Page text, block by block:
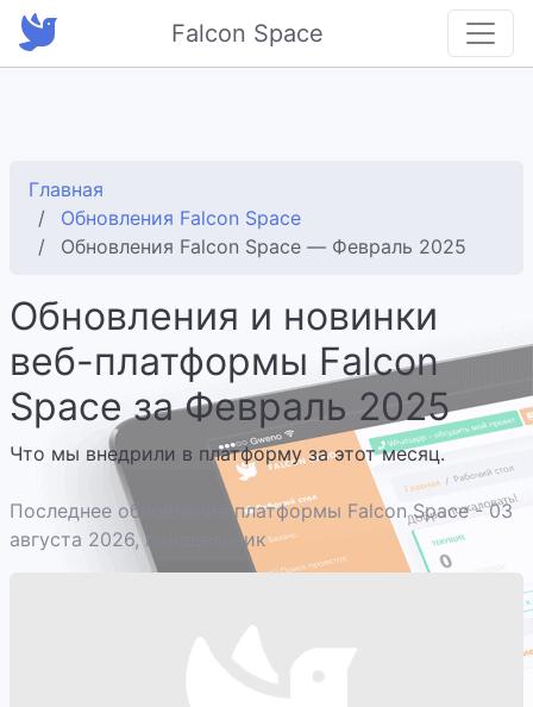
Falcon Space
Главная
Обновления Falcon Space
Обновления Falcon Space — Февраль 2025
Обновления и новинки
веб-платформы Falcon
Space за Февраль 2025
Что мы внедрили в платформу за этот месяц.
Последнее обновление платформы Falcon Space - 03
августа 2026, понедельник